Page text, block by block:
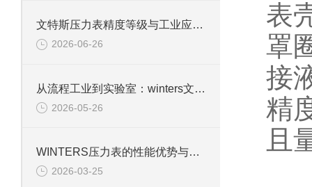
且
文特斯压力表精度等级与工业应用场景解析
2026-06-26
从流程工业到实验室：winters文特斯压力表的多元应用场景
2026-05-26
WINTERS压力表的性能优势与行业适配性解析
2026-03-25